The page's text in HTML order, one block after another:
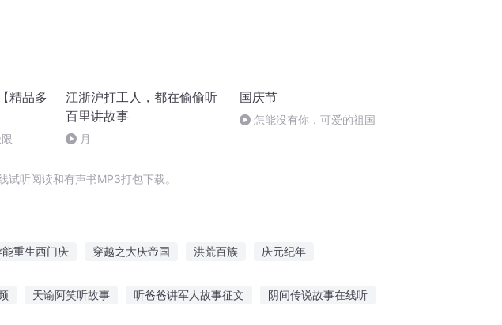
精品多
江浙沪打工人，都在偷偷听
百里讲故事
月
国庆节
怎能没有你，可爱的祖国
听阅读和有声书MP3打包下载。
能重生西门庆 穿越之大庆帝国 洪荒百族 庆元纪年
天谕阿笑听故事 听爸爸讲军人故事征文 阴间传说故事在线听